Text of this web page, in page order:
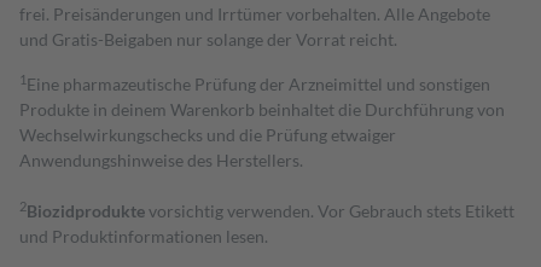
frei. Preisänderungen und Irrtümer vorbehalten. Alle Angebote
und Gratis-Beigaben nur solange der Vorrat reicht.
1 Eine pharmazeutische Prüfung der Arzneimittel und sonstigen
Produkte in deinem Warenkorb beinhaltet die Durchführung von
Wechselwirkungschecks und die Prüfung etwaiger
Anwendungshinweise des Herstellers.
2Biozidproduktevorsichtig verwenden. Vor Gebrauch stets Etikett
und Produktinformationen lesen.